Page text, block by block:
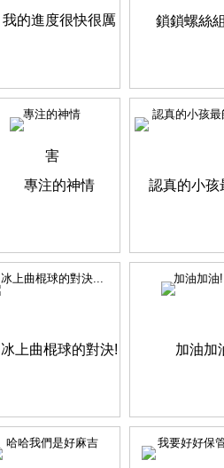
專注的神情 認真的小孩最
冰上曲棍球的對決... 加油加油!
哈哈我們是好麻吉 我要好好保